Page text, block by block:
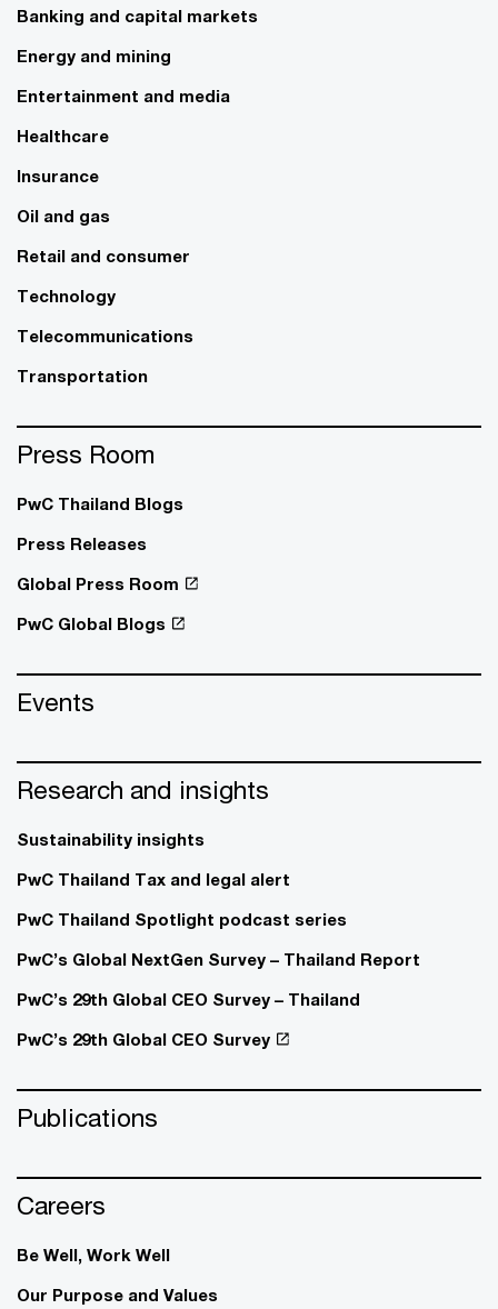
Banking and capital markets
Energy and mining
Entertainment and media
Healthcare
Insurance
Oil and gas
Retail and consumer
Technology
Telecommunications
Transportation
Press Room
PwC Thailand Blogs
Press Releases
Global Press Room
PwC Global Blogs
Events
Research and insights
Sustainability insights
PwC Thailand Tax and legal alert
PwC Thailand Spotlight podcast series
PwC’s Global NextGen Survey – Thailand Report
PwC’s 29th Global CEO Survey – Thailand
PwC’s 29th Global CEO Survey
Publications
Careers
Be Well, Work Well​
Our Purpose and Values